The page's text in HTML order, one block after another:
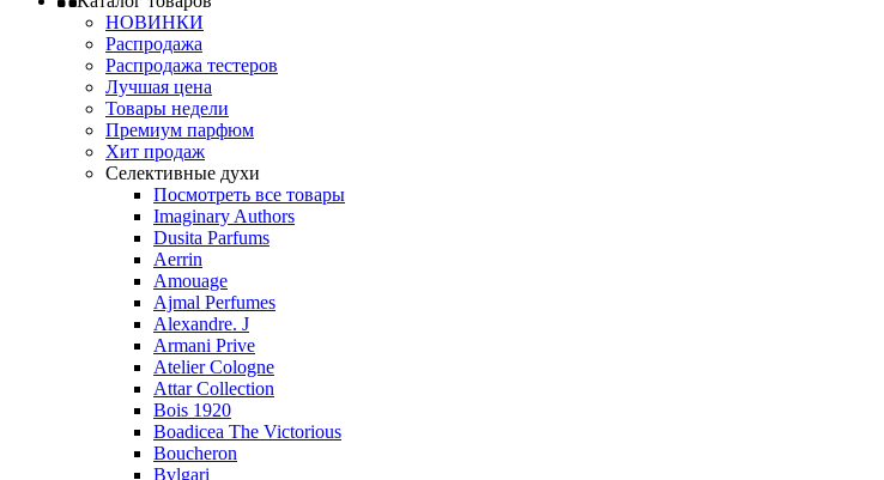
НОВИНКИ
Распродажа
Распродажа тестеров
Лучшая цена
Товары недели
Премиум парфюм
Хит продаж
Селективные духи
Посмотреть все товары
Imaginary Authors
Dusita Parfums
Aerrin
Amouage
Ajmal Perfumes
Alexandre. J
Armani Prive
Atelier Cologne
Attar Collection
Bois 1920
Boadicea The Victorious
Boucheron
Bvlgari